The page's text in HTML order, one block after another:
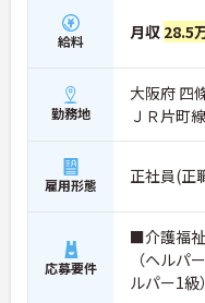
給料 月収 28.5
勤務地
大阪府 四
ＪＲ片町
雇用形態 正社員(正
応募要件
■介護福
（ヘルパ
ルパー1級